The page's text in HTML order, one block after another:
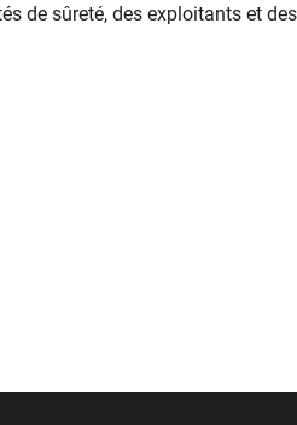
de sûreté, des exploitants et